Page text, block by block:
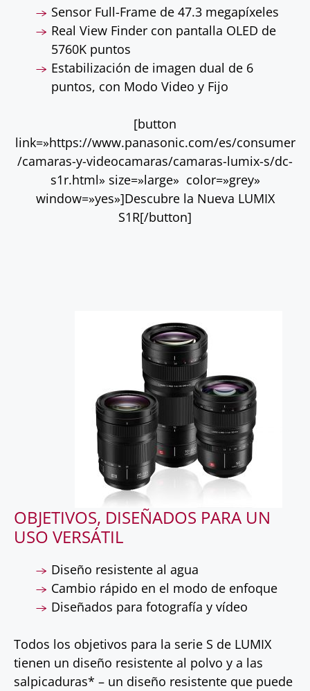
Sensor Full-Frame de 47.3 megapíxeles
Real View Finder con pantalla OLED de
5760K puntos
Estabilización de imagen dual de 6
puntos, con Modo Video y Fijo
[button
link=»https://www.panasonic.com/es/consumer
/camaras-y-videocamaras/camaras-lumix-s/dc-
s1r.html» size=»large» color=»grey»
window=»yes»]Descubre la Nueva LUMIX
S1R[/button]
OBJETIVOS, DISEÑADOS PARA UN
USO VERSÁTIL
Diseño resistente al agua
Cambio rápido en el modo de enfoque
Diseñados para fotografía y vídeo
Todos los objetivos para la serie S de LUMIX
tienen un diseño resistente al polvo y a las
salpicaduras* – un diseño resistente que puede